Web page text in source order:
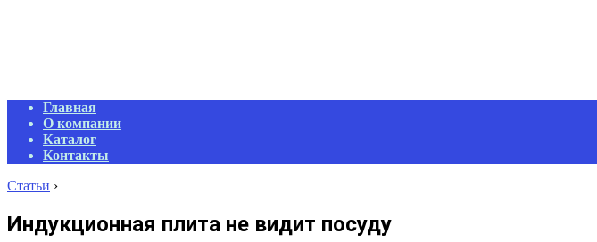
Primary
Navigation
Menu
Главная
О компании
Каталог
Контакты
Статьи ›
Индукционная плита не видит посуду